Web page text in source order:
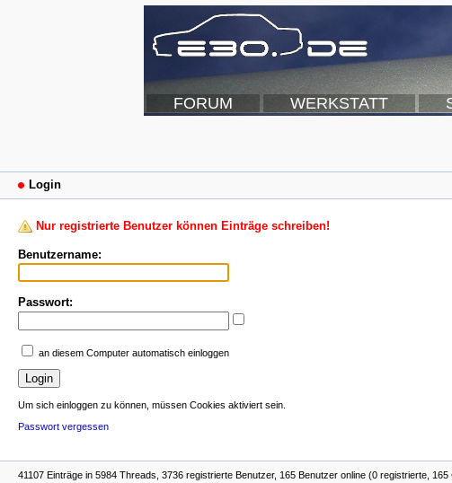
FORUM WERKSTATT
Login
Nur registrierte Benutzer können Einträge schreiben!
Benutzername:
Passwort:
an diesem Computer automatisch einloggen
Um sich einloggen zu können, müssen Cookies aktiviert sein.
Passwort vergessen
41107 Einträge in 5984 Threads, 3736 registrierte Benutzer, 165 Benutzer online (0 registrierte, 165